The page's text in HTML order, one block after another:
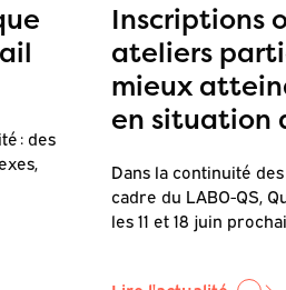
: des
Inscriptions
ateliers
mieux
en situation
Dans la continuité
cadre du LABO-QS,
les 11 et 18 juin